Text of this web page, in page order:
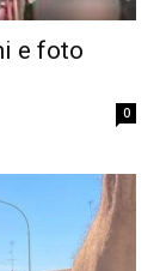
e foto
0